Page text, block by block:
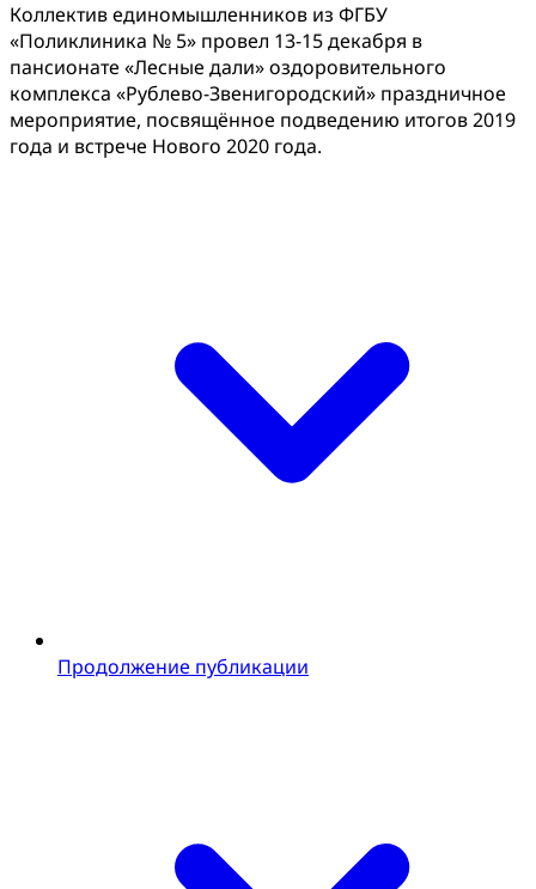
Коллектив единомышленников из ФГБУ
«Поликлиника № 5» провел 13-15 декабря в
пансионате «Лесные дали» оздоровительного
комплекса «Рублево-Звенигородский» праздничное
мероприятие, посвящённое подведению итогов 2019
года и встрече Нового 2020 года.
Продолжение публикации